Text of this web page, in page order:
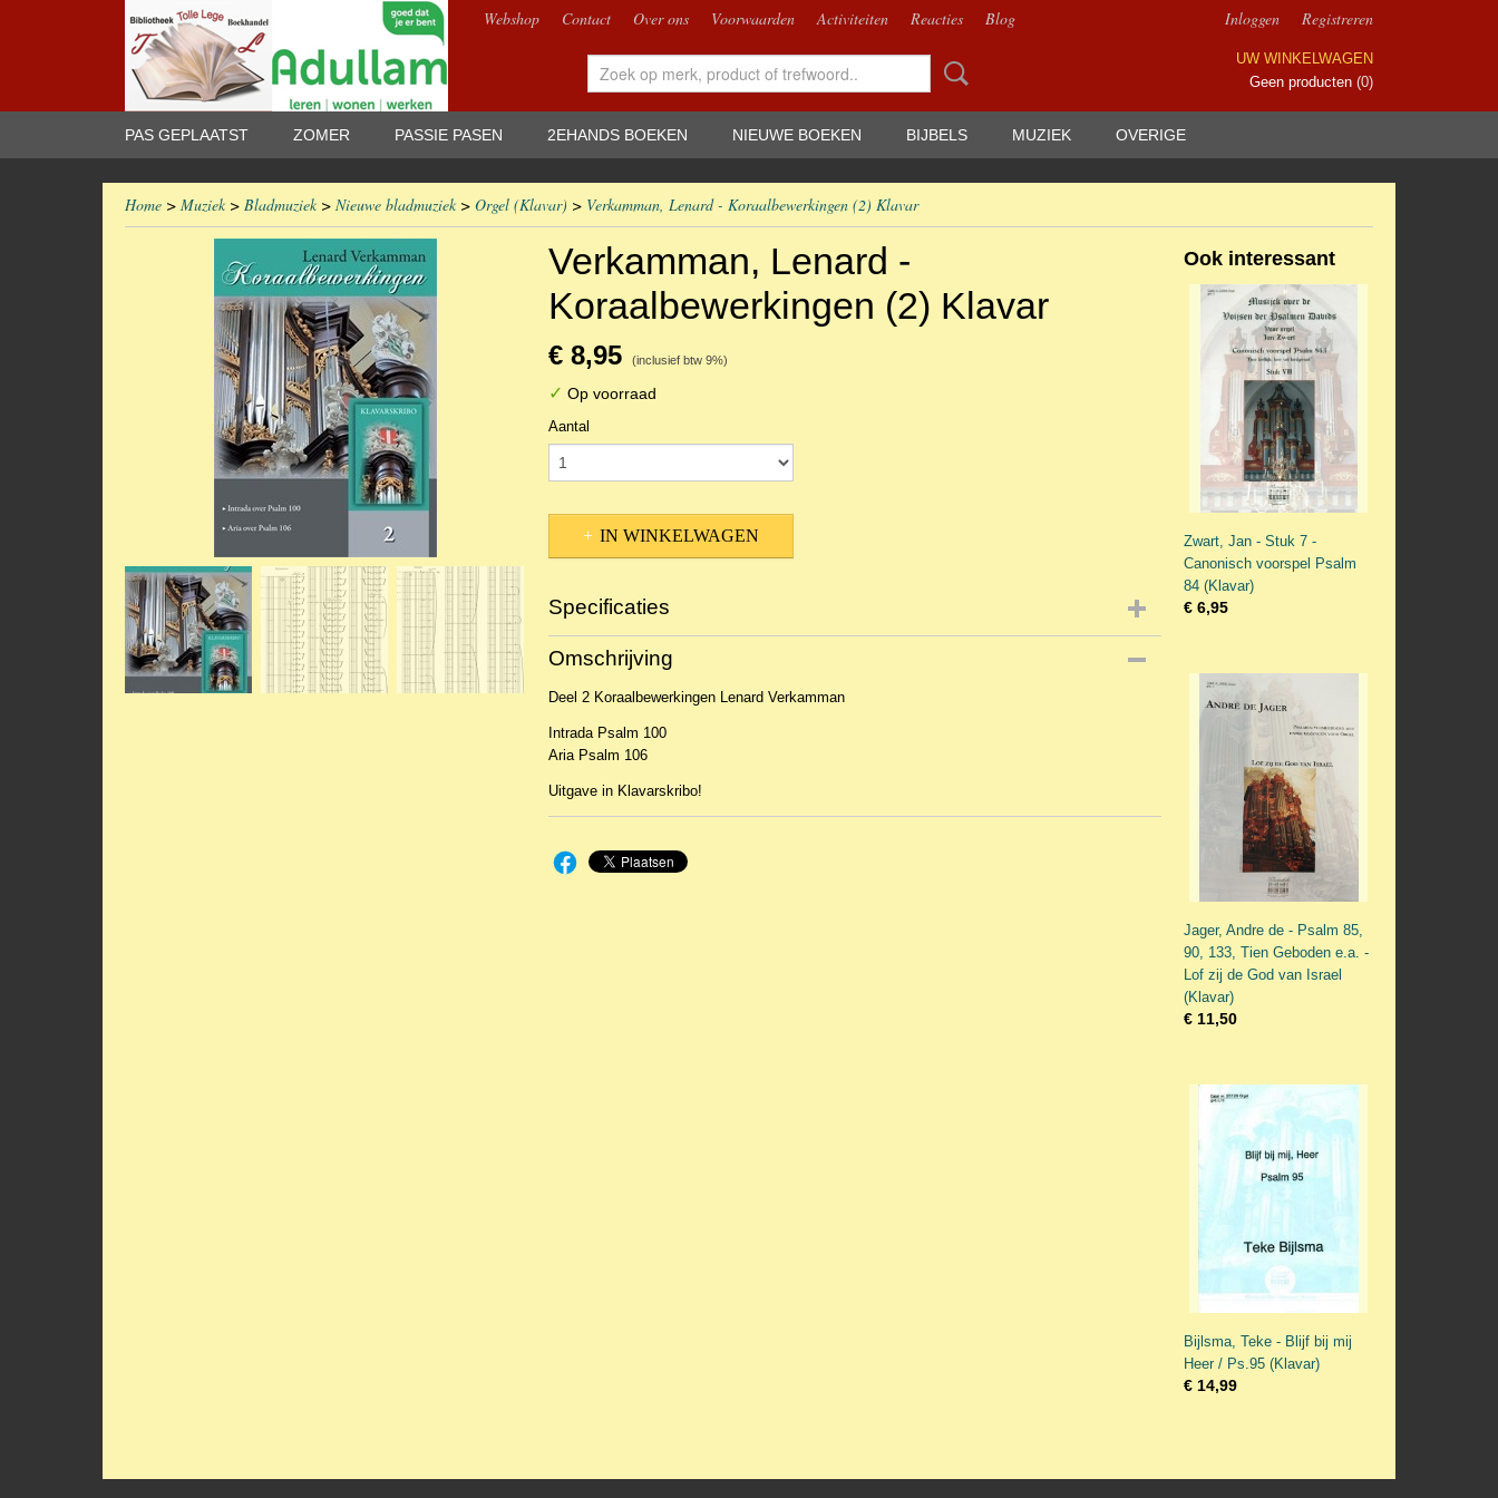
Webshop Contact Over ons Voorwaarden Activiteiten Reacties Blog Inloggen Registreren
UW WINKELWAGEN
Geen producten (0)
PAS GEPLAATST ZOMER PASSIE PASEN 2EHANDS BOEKEN NIEUWE BOEKEN BIJBELS MUZIEK OVERIGE
Home > Muziek> Bladmuziek> Nieuwe bladmuziek> Orgel (Klavar) > Verkamman, Lenard - Koraalbewerkingen (2) Klavar
Verkamman, Lenard -
Koraalbewerkingen (2) Klavar
€ 8,95 (inclusief btw 9%)
✓ Op voorraad
Aantal
IN WINKELWAGEN
Specificaties
Productcode
EAN code
Omschrijving
Deel 2 Koraalbewerkingen Lenard Verkamman
Intrada Psalm 100
Aria Psalm 106
Uitgave in Klavarskribo!
Ook interessant
Zwart, Jan - Stuk 7 -
Canonisch voorspel Psalm
84 (Klavar)
€ 6,95
Jager, Andre de - Psalm 85,
90, 133, Tien Geboden e.a. -
Lof zij de God van Israel
(Klavar)
€ 11,50
Bijlsma, Teke - Blijf bij mij
Heer / Ps.95 (Klavar)
€ 14,99